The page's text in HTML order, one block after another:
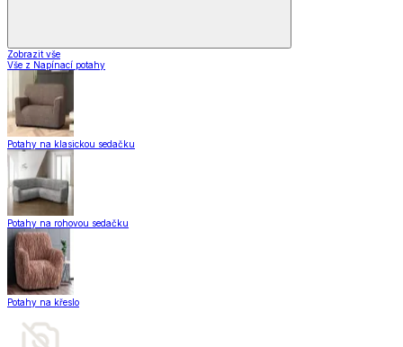
Zobrazit vše
Vše z Napínací potahy
Potahy na klasickou sedačku
Potahy na rohovou sedačku
Potahy na křeslo